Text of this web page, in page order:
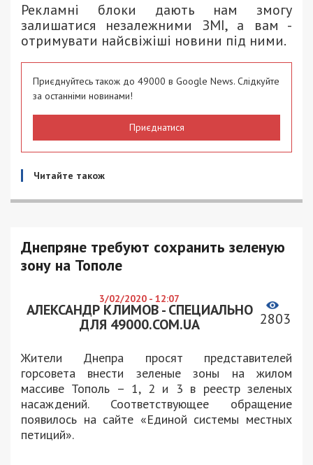
Рекламні блоки дають нам змогу
залишатися незалежними ЗМІ, а вам -
отримувати найсвіжіші новини під ними.
Приєднуйтесь також до 49000 в Google News. Слідкуйте
за останніми новинами!
Приєднатися
Читайте також
Днепряне требуют сохранить зеленую
зону на Тополе
3/02/2020 - 12:07
АЛЕКСАНДР КЛИМОВ - СПЕЦИАЛЬНО
ДЛЯ 49000.COM.UA
2803
Жители Днепра просят представителей
горсовета внести зеленые зоны на жилом
массиве Тополь – 1, 2 и 3 в реестр зеленых
насаждений. Соответствующее обращение
появилось на сайте «Единой системы местных
петиций».